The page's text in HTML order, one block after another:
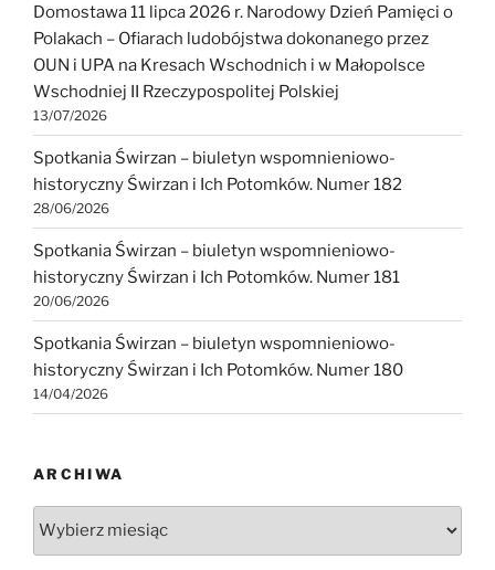
Domostawa 11 lipca 2026 r. Narodowy Dzień Pamięci o
Polakach – Ofiarach ludobójstwa dokonanego przez
OUN i UPA na Kresach Wschodnich i w Małopolsce
Wschodniej II Rzeczypospolitej Polskiej
13/07/2026
Spotkania Świrzan – biuletyn wspomnieniowo-
historyczny Świrzan i Ich Potomków. Numer 182
28/06/2026
Spotkania Świrzan – biuletyn wspomnieniowo-
historyczny Świrzan i Ich Potomków. Numer 181
20/06/2026
Spotkania Świrzan – biuletyn wspomnieniowo-
historyczny Świrzan i Ich Potomków. Numer 180
14/04/2026
ARCHIWA